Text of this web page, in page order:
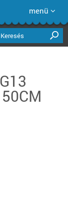
menü
Keresés